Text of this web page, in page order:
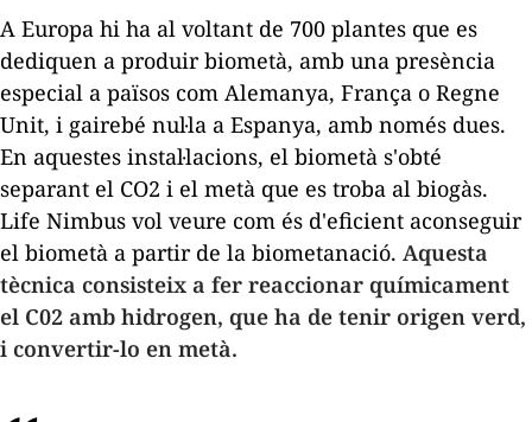
A Europa hi ha al voltant de 700 plantes que es
dediquen a produir biometà, amb una presència
especial a països com Alemanya, França o Regne
Unit, i gairebé nul·la a Espanya, amb només dues.
En aquestes instal·lacions, el biometà s'obté
separant el CO2 i el metà que es troba al biogàs.
Life Nimbus vol veure com és d'eficient aconseguir
el biometà a partir de la biometanació. Aquesta
tècnica consisteix a fer reaccionar químicament
el C02 amb hidrogen, que ha de tenir origen verd,
i convertir-lo en metà.